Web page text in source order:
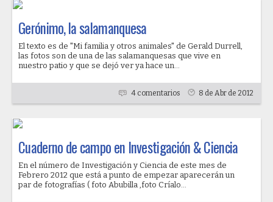
Gerónimo, la salamanquesa
El texto es de "Mi familia y otros animales" de Gerald Durrell,
las fotos son de una de las salamanquesas que vive en
nuestro patio y que se dejó ver ya hace un...
4 comentarios 8 de Abr de 2012
Cuaderno de campo en Investigación & Ciencia
En el número de Investigación y Ciencia de este mes de
Febrero 2012 que está a punto de empezar aparecerán un
par de fotografías ( foto Abubilla ,foto Críalo...